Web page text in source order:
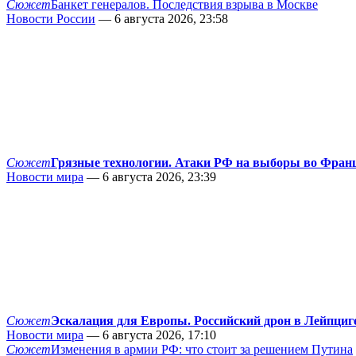
СюжетБанкет генералов. Последствия взрыва в Москве
Новости России — 6 августа 2026, 23:58
СюжетГрязные технологии. Атаки РФ на выборы во
Новости мира — 6 августа 2026, 23:39
СюжетЭскалация для Европы. Российский дрон в
Новости мира — 6 августа 2026, 17:10
СюжетИзменения в армии РФ: что стоит за решением Путина